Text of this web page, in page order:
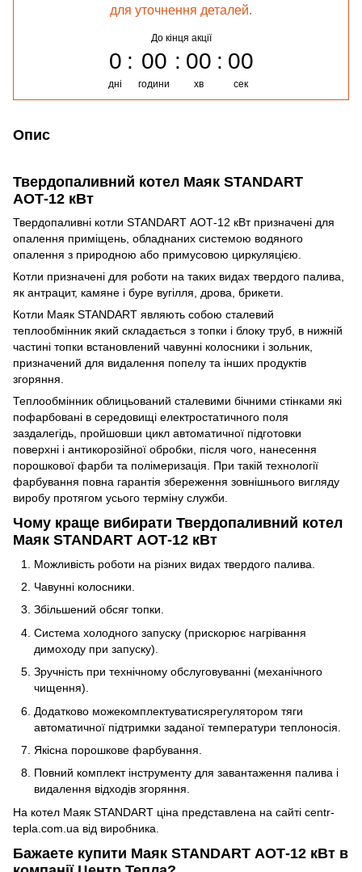
для уточнення деталей.
До кінця акції
0
дні
00
години
00
хв
00
сек
Опис
Твердопаливний котел Маяк STANDART
АОТ-12 кВт
Твердопаливні котли STANDART АОТ-12 кВт призначені для
опалення приміщень, обладнаних системою водяного
опалення з природною або примусовою циркуляцією.
Котли призначені для роботи на таких видах твердого палива,
як антрацит, камяне і буре вугілля, дрова, брикети.
Котли Маяк STANDART являють собою сталевий
теплообмінник який складається з топки і блоку труб, в нижній
частині топки встановлений чавунні колосники і зольник,
призначений для видалення попелу та інших продуктів
згоряння.
Теплообмінник облицьований сталевими бічними стінками які
пофарбовані в середовищі електростатичного поля
заздалегідь, пройшовши цикл автоматичної підготовки
поверхні і антикорозійної обробки, після чого, нанесення
порошкової фарби та полімеризація. При такій технології
фарбування повна гарантія збереження зовнішнього вигляду
виробу протягом усього терміну служби.
Чому краще вибирати Твердопаливний котел
Маяк STANDART АОТ-12 кВт
Можливість роботи на різних видах твердого палива.
Чавунні колосники.
Збільшений обсяг топки.
Система холодного запуску (прискорює нагрівання
димоходу при запуску).
Зручність при технічному обслуговуванні (механічного
чищення).
Додатково можекомплектуватисярегулятором тяги
автоматичної підтримки заданої температури теплоносія.
Якісна порошкове фарбування.
Повний комплект інструменту для завантаження палива і
видалення відходів згоряння.
На котел Маяк STANDART ціна представлена на сайті centr-
tepla.com.ua від виробника.
Бажаете купити Маяк STANDART АОТ-12 кВт в